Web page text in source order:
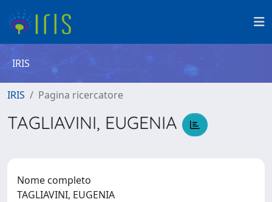
IRIS
IRIS Pagina ricercatore
TAGLIAVINI, EUGENIA
Nome completo
TAGLIAVINI, EUGENIA